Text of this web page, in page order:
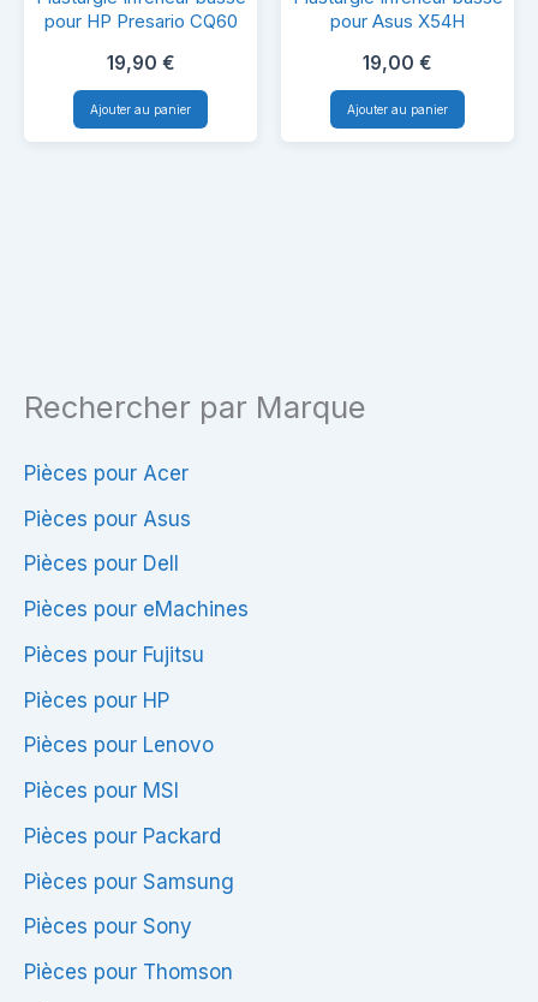
Rechercher par Marque
Pièces pour Acer
Pièces pour Asus
Pièces pour Dell
Pièces pour eMachines
Pièces pour Fujitsu
Pièces pour HP
Pièces pour Lenovo
Pièces pour MSI
Pièces pour Packard
Pièces pour Samsung
Pièces pour Sony
Pièces pour Thomson
Inférieur
basse
pour
HP
pour HP Presario CQ60
19,90 €
Ajouter au panier
Inférieur
basse
pour
Asus
pour Asus X54H
19,00 €
Ajouter au panier